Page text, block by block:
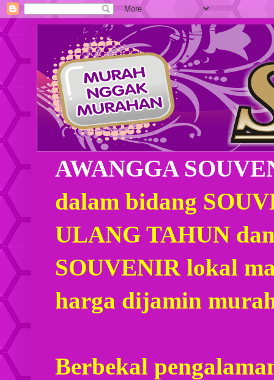
AWANGGA
dalam bidang
ULANG TAHUN
SOUVENIR lokal
harga dijamin
Berbekal